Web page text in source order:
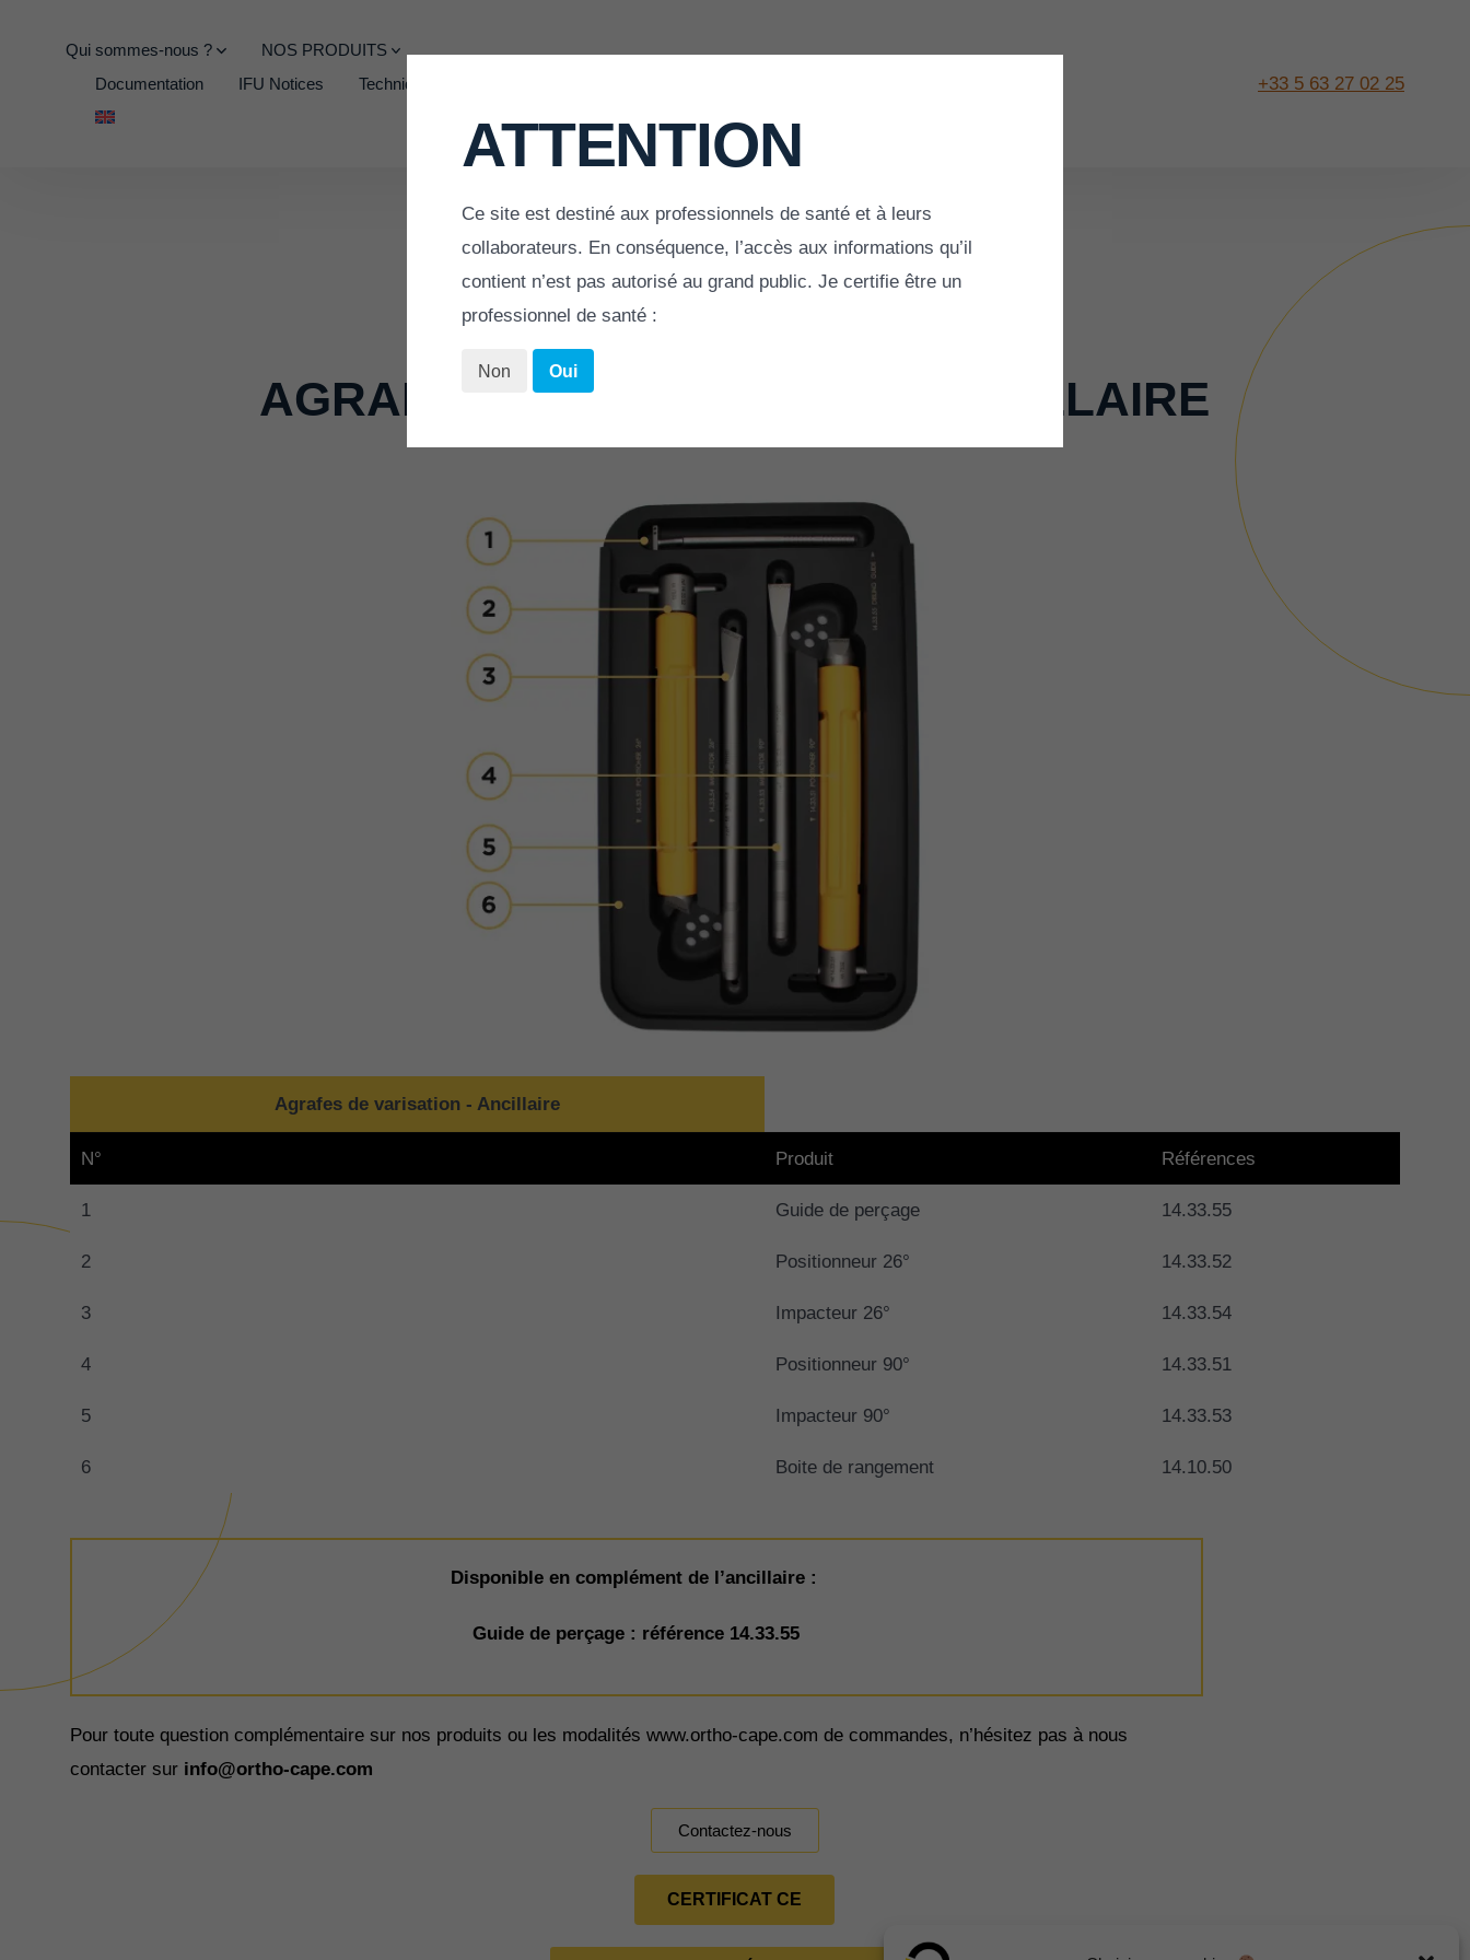
Qui sommes-nous ?
NOS PRODUITS
Documentation
IFU Notices Techniques Opératoires +33 5 63 27 02 25
AGRAFES DE VARISATION - ANCILLAIRE
Agrafes de varisation - Ancillaire
N° Produit Références
1 Guide de perçage 14.33.55
2 Positionneur 26° 14.33.52
3 Impacteur 26° 14.33.54
4 Positionneur 90° 14.33.51
5 Impacteur 90° 14.33.53
6 Boite de rangement 14.10.50
Disponible en complément de l’ancillaire :
Guide de perçage : référence 14.33.55
Pour toute question complémentaire sur nos produits ou les modalités www.ortho-cape.com de commandes, n’hésitez pas à nous
contacter sur info@ortho-cape.com
Contactez-nous
CERTIFICAT CE
ATTENTION
Ce site est destiné aux professionnels de santé et à leurs
collaborateurs. En conséquence, l’accès aux informations qu’il
contient n’est pas autorisé au grand public. Je certifie être un
professionnel de santé :
Non Oui